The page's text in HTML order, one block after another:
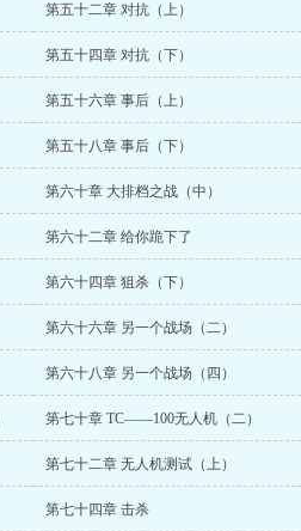
第五十二章 对抗（上）
第五十四章 对抗（下）
第五十六章 事后（上）
第五十八章 事后（下）
第六十章 大排档之战（中）
第六十二章 给你跪下了
第六十四章 狙杀（下）
第六十六章 另一个战场（二）
第六十八章 另一个战场（四）
第七十章 TC——100无人机（二）
第七十二章 无人机测试（上）
第七十四章 击杀